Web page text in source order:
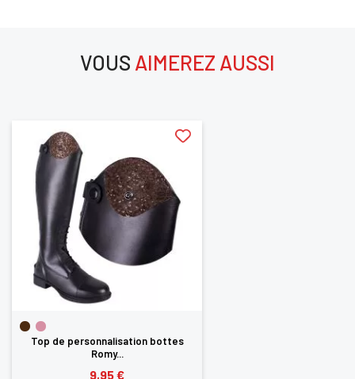
VOUS AIMEREZ AUSSI
Top de personnalisation bottes
Romy...
9,95 €
ANNULER CONNECTER